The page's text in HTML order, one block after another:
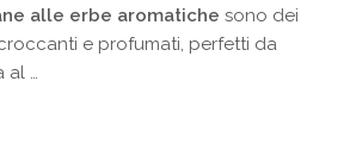
alle erbe aromatiche sono dei
e profumati, perfetti da
al …